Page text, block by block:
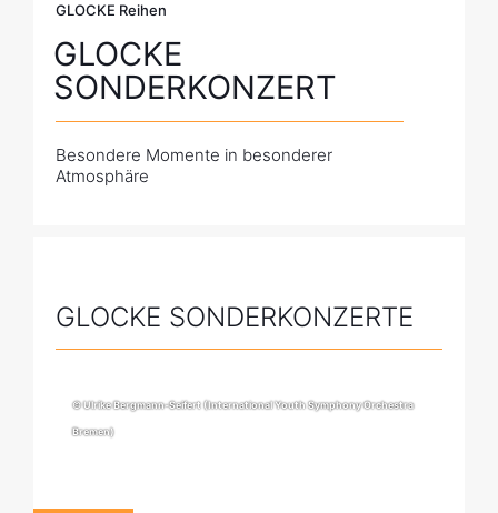
GLOCKE Reihen
GLOCKE
SONDERKONZERT
Besondere Momente in besonderer
Atmosphäre
GLOCKE SONDERKONZERTE
© Ulrike Bergmann-Seifert (International Youth Symphony Orchestra
Bremen)